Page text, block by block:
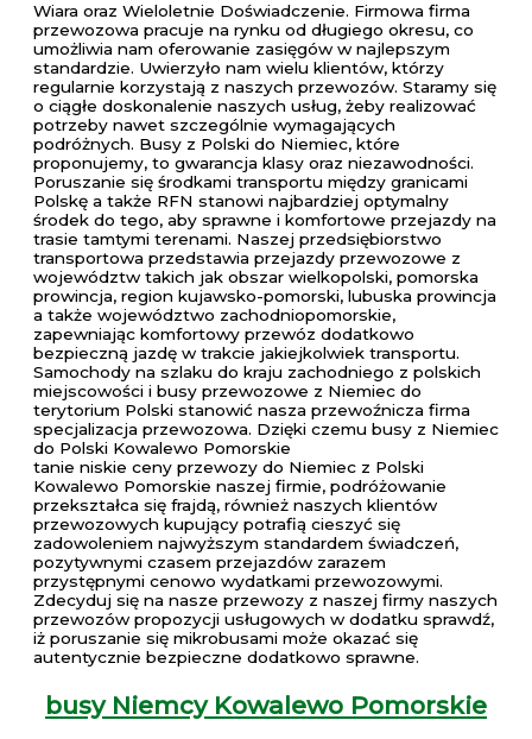
Wiara oraz Wieloletnie Doświadczenie. Firmowa firma
przewozowa pracuje na rynku od długiego okresu, co
umożliwia nam oferowanie zasięgów w najlepszym
standardzie. Uwierzyło nam wielu klientów, którzy
regularnie korzystają z naszych przewozów. Staramy się
o ciągłe doskonalenie naszych usług, żeby realizować
potrzeby nawet szczególnie wymagających
podróżnych. Busy z Polski do Niemiec, które
proponujemy, to gwarancja klasy oraz niezawodności.
Poruszanie się środkami transportu między granicami
Polskę a także RFN stanowi najbardziej optymalny
środek do tego, aby sprawne i komfortowe przejazdy na
trasie tamtymi terenami. Naszej przedsiębiorstwo
transportowa przedstawia przejazdy przewozowe z
województw takich jak obszar wielkopolski, pomorska
prowincja, region kujawsko-pomorski, lubuska prowincja
a także województwo zachodniopomorskie,
zapewniając komfortowy przewóz dodatkowo
bezpieczną jazdę w trakcie jakiejkolwiek transportu.
Samochody na szlaku do kraju zachodniego z polskich
miejscowości i busy przewozowe z Niemiec do
terytorium Polski stanowić nasza przewoźnicza firma
specjalizacja przewozowa. Dzięki czemu busy z Niemiec
do Polski Kowalewo Pomorskie
tanie niskie ceny przewozy do Niemiec z Polski
Kowalewo Pomorskie naszej firmie, podróżowanie
przekształca się frajdą, również naszych klientów
przewozowych kupujący potrafią cieszyć się
zadowoleniem najwyższym standardem świadczeń,
pozytywnymi czasem przejazdów zarazem
przystępnymi cenowo wydatkami przewozowymi.
Zdecyduj się na nasze przewozy z naszej firmy naszych
przewozów propozycji usługowych w dodatku sprawdź,
iż poruszanie się mikrobusami może okazać się
autentycznie bezpieczne dodatkowo sprawne.
busy Niemcy Kowalewo Pomorskie